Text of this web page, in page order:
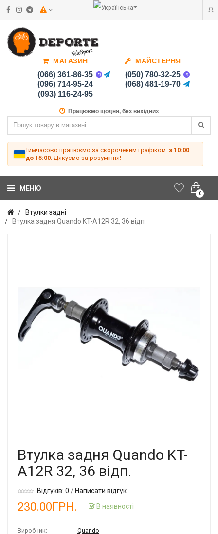
МАГАЗИН
(066) 361-86-35
(096) 714-95-24
(093) 116-24-95
МАЙСТЕРНЯ
(050) 780-32-25
(068) 481-19-70
Працюємо щодня, без вихідних
Тимчасово працюємо за скороченим графіком: з 10:00
до 15:00 . Дякуємо за розуміння!
0
МЕНЮ
Втулки задні
Втулка задня Quando KT-A12R 32, 36 відп.
Втулка задня Quando KT-
A12R 32, 36 відп.
Відгуків: 0 /Написати відгук
230.00ГРН. В наявності
Виробник:
Quando